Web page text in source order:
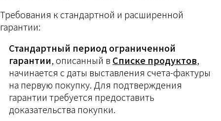
Требования к стандартной и расширенной
гарантии:
Стандартный период ограниченной
гарантии, описанный в Списке продуктов,
начинается с даты выставления счета-фактуры
на первую покупку. Для подтверждения
гарантии требуется предоставить
доказательства покупки.